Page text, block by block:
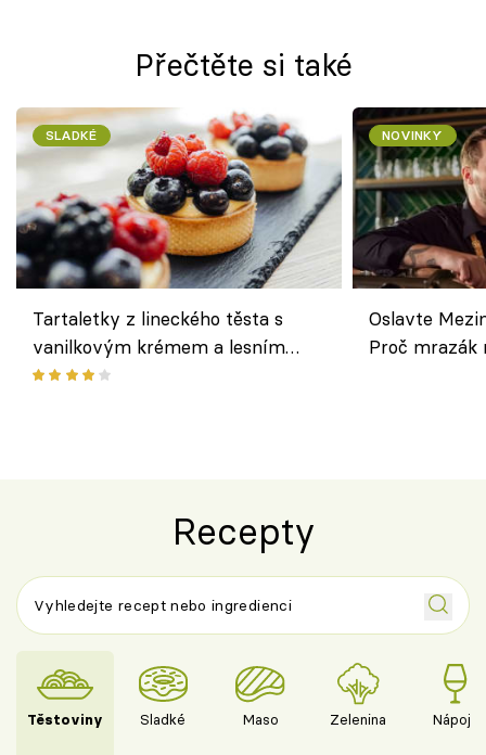
Přečtěte si také
SLADKÉ
Tartaletky z lineckého těsta s
vanilkovým krémem a lesním
ovocem podle Bread Society
NOVINKY
Oslavte
Proč
Recepty
Těstoviny Sladké Maso Zelenina Nápoje